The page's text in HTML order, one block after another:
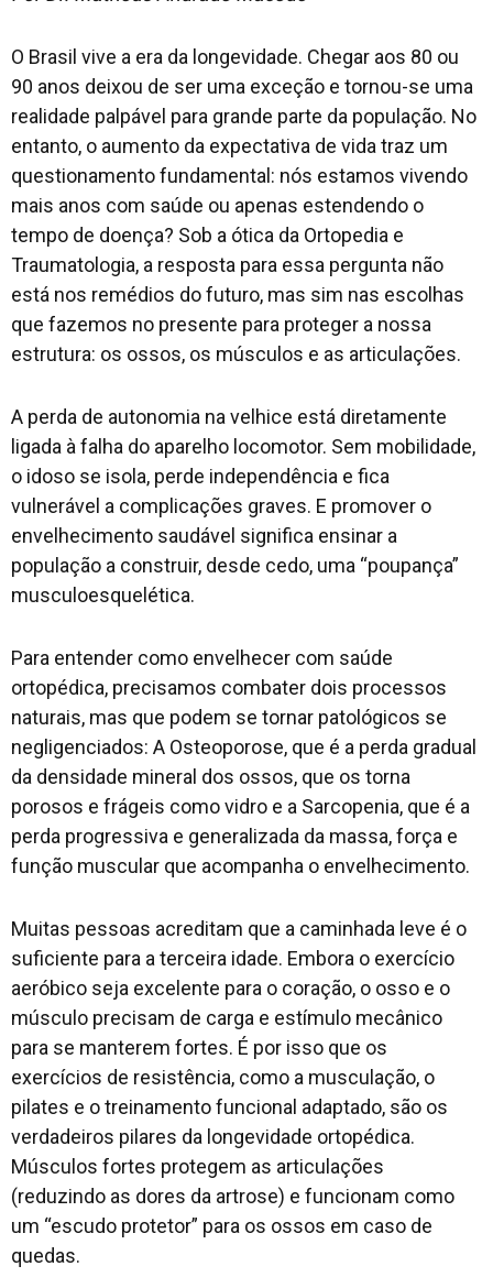
O Brasil vive a era da longevidade. Chegar aos 80 ou
90 anos deixou de ser uma exceção e tornou-se uma
realidade palpável para grande parte da população. No
entanto, o aumento da expectativa de vida traz um
questionamento fundamental: nós estamos vivendo
mais anos com saúde ou apenas estendendo o
tempo de doença? Sob a ótica da Ortopedia e
Traumatologia, a resposta para essa pergunta não
está nos remédios do futuro, mas sim nas escolhas
que fazemos no presente para proteger a nossa
estrutura: os ossos, os músculos e as articulações.
A perda de autonomia na velhice está diretamente
ligada à falha do aparelho locomotor. Sem mobilidade,
o idoso se isola, perde independência e fica
vulnerável a complicações graves. E promover o
envelhecimento saudável significa ensinar a
população a construir, desde cedo, uma “poupança”
musculoesquelética.
Para entender como envelhecer com saúde
ortopédica, precisamos combater dois processos
naturais, mas que podem se tornar patológicos se
negligenciados: A Osteoporose, que é a perda gradual
da densidade mineral dos ossos, que os torna
porosos e frágeis como vidro e a Sarcopenia, que é a
perda progressiva e generalizada da massa, força e
função muscular que acompanha o envelhecimento.
Muitas pessoas acreditam que a caminhada leve é o
suficiente para a terceira idade. Embora o exercício
aeróbico seja excelente para o coração, o osso e o
músculo precisam de carga e estímulo mecânico
para se manterem fortes. É por isso que os
exercícios de resistência, como a musculação, o
pilates e o treinamento funcional adaptado, são os
verdadeiros pilares da longevidade ortopédica.
Músculos fortes protegem as articulações
(reduzindo as dores da artrose) e funcionam como
um “escudo protetor” para os ossos em caso de
quedas.